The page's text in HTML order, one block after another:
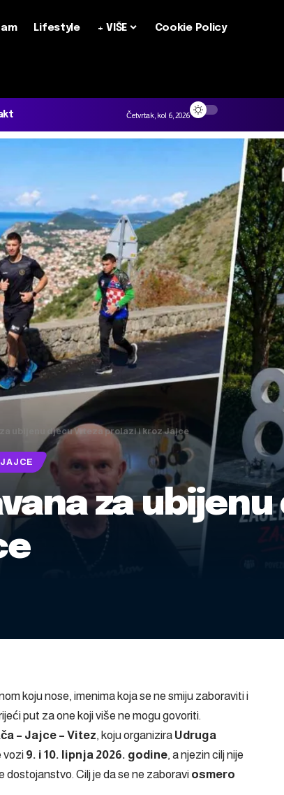
Lifestyle + VIŠE Cookie Policy
Četvrtak, kol 6, 2026
ubijenu djecu Viteza prolazi i kroz Jajce
JAJCE
za ubijenu
koju nose, imenima koja se ne smiju zaboraviti i
put za one koji više ne mogu govoriti.
– Jajce – Vitez, koju organizira Udruga
vozi 9. i 10. lipnja 2026. godine, a njezin cilj nije
dostojanstvo. Cilj je da se ne zaboravi osmero